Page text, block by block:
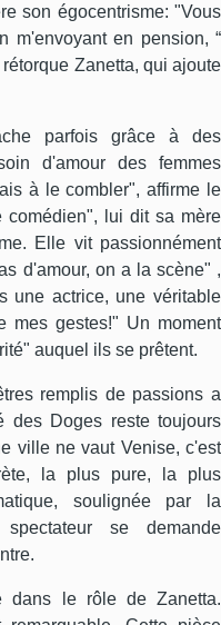
son égocentrisme: "Vous
m'envoyant en pension, “
Zanetta, qui ajoute
parfois grâce à des
d'amour des femmes
à le combler", affirme le
comédien", lui dit sa mère
Elle vit passionnément
d'amour, on a la scène" ,
une actrice, une véritable
mes gestes!" Un moment
auquel ils se prêtent.
remplis de passions a
des Doges reste toujours
ville ne vaut Venise, c'est
la plus pure, la plus
soulignée par la
spectateur se demande
dans le rôle de Zanetta.